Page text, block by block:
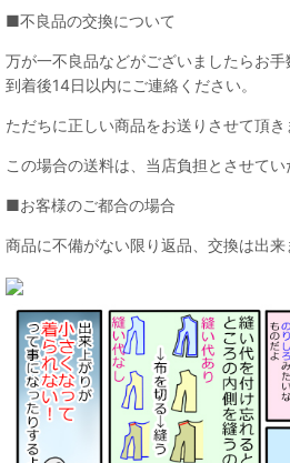
■不良品の交換について
万が一不良品などがございましたらお
到着後14日以内にご連絡ください。
ただちに正しい商品をお送りさせて頂き
この場合の送料は、当店負担とさせてい
■お客様のご都合の場合
商品に不備がない限り返品、交換は出来